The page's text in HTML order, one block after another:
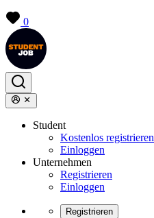
0
Student
Kostenlos registrieren
Einloggen
Unternehmen
Registrieren
Einloggen
Registrieren